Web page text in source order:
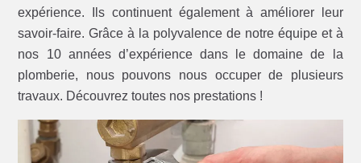
expérience. Ils continuent également à améliorer leur
savoir-faire. Grâce à la polyvalence de notre équipe et à
nos 10 années d’expérience dans le domaine de la
plomberie, nous pouvons nous occuper de plusieurs
travaux. Découvrez toutes nos prestations !